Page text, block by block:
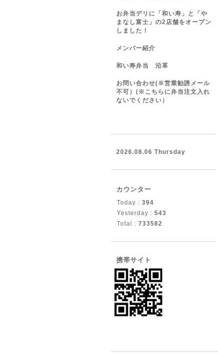
お弁当デリに「和い寿」と「や
まなし富士」の2店舗をオープン
しました！
メンバー紹介
和い寿弁当 沿革
お問い合わせ(※営業勧誘メール
不可）(※こちらに弁当注文入れ
ないでください）
2026.08.06 Thursday
カウンター
Today : 394
Yesterday : 543
Total : 733582
携帯サイト